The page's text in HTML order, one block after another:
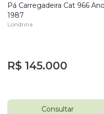
Pá Carregadeira Cat 966
1987
Londrina
R$ 145.000
Consultar